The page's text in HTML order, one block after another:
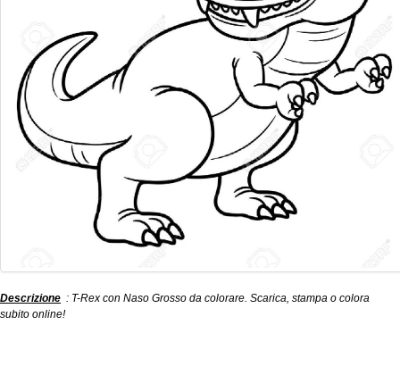
Descrizione : T-Rex con Naso Grosso da colorare. Scarica, stampa o colora
subito online!